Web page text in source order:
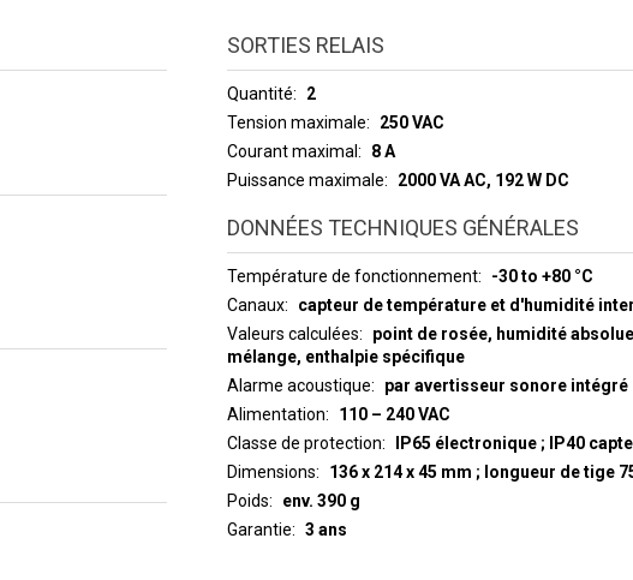
SORTIES RELAIS
Quantité
2
Tension maximale
250 VAC
Courant maximal
8 A
Puissance maximale
2000 VA AC, 192 W DC
DONNÉES TECHNIQUES GÉNÉRALES
Température de fonctionnement
-30 to +80 °C
Canaux
capteur de température et d'humidité
Valeurs calculées
point de rosée, humidité
mélange, enthalpie spécifique
Alarme acoustique
par avertisseur sonore
Alimentation
110 – 240 VAC
Classe de protection
IP65 électronique ; IP40
Dimensions
136 x 214 x 45 mm ; longueur de tige
Poids
env. 390 g
Garantie
3 ans